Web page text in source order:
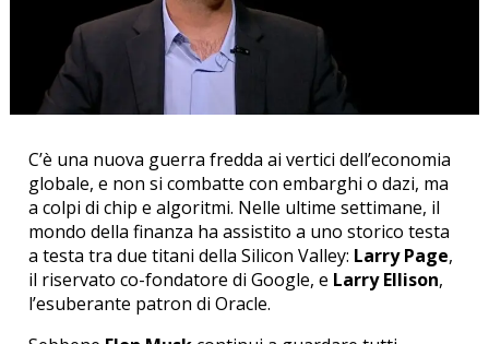
C’è una nuova guerra fredda ai vertici dell’economia
globale, e non si combatte con embarghi o dazi, ma
a colpi di chip e algoritmi. Nelle ultime settimane, il
mondo della finanza ha assistito a uno storico testa
a testa tra due titani della Silicon Valley: Larry Page,
il riservato co-fondatore di Google, e Larry Ellison,
l’esuberante patron di Oracle.